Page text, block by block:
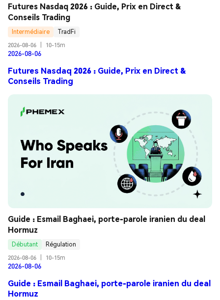
Futures Nasdaq 2026 : Guide, Prix en Direct &
Conseils Trading
Intermédiaire
TradFi
2026-08-06
10-15m
2026-08-06
Futures Nasdaq 2026 : Guide, Prix en Direct &
Conseils Trading
Guide : Esmail Baghaei, porte-parole iranien du deal
Hormuz
Débutant
Régulation
2026-08-06
10-15m
2026-08-06
Guide : Esmail Baghaei, porte-parole iranien du deal
Hormuz